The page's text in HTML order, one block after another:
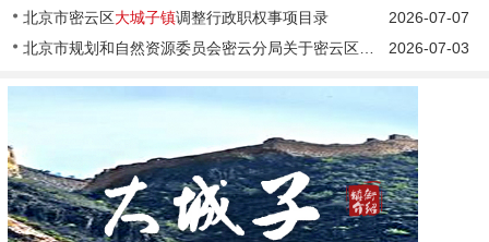
2026-07-07
北京市密云区大城子镇调整行政职权事项目录
2026-07-03
北京市规划和自然资源委员会密云分局关于密云区 大城子镇抗灾超级